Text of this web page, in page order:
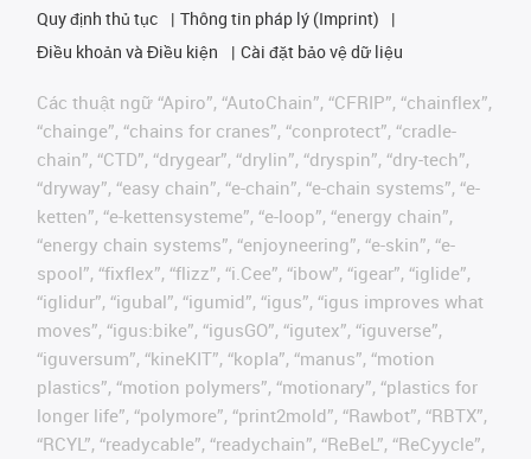
Quy định thủ tục
Thông tin pháp lý (Imprint)
Điều khoản và Điều kiện
Cài đặt bảo vệ dữ liệu
Các thuật ngữ “Apiro”, “AutoChain”, “CFRIP”, “chainflex”,
“chainge”, “chains for cranes”, “conprotect”, “cradle-
chain”, “CTD”, “drygear”, “drylin”, “dryspin”, “dry-tech”,
“dryway”, “easy chain”, “e-chain”, “e-chain systems”, “e-
ketten”, “e-kettensysteme”, “e-loop”, “energy chain”,
“energy chain systems”, “enjoyneering”, “e-skin”, “e-
spool”, “fixflex”, “flizz”, “i.Cee”, “ibow”, “igear”, “iglide”,
“iglidur”, “igubal”, “igumid”, “igus”, “igus improves what
moves”, “igus:bike”, “igusGO”, “igutex”, “iguverse”,
“iguversum”, “kineKIT”, “kopla”, “manus”, “motion
plastics”, “motion polymers”, “motionary”, “plastics for
longer life”, “polymore”, “print2mold”, “Rawbot”, “RBTX”,
“RCYL”, “readycable”, “readychain”, “ReBeL”, “ReCyycle”,